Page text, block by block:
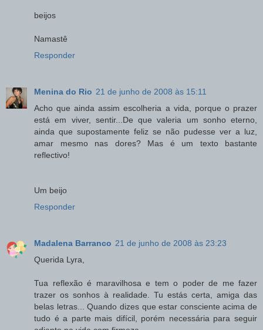
beijos
Namastê
Responder
Menina do Rio 21 de junho de 2008 às 15:11
Acho que ainda assim escolheria a vida, porque o prazer
está em viver, sentir...De que valeria um sonho eterno,
ainda que supostamente feliz se não pudesse ver a luz,
amar mesmo nas dores? Mas é um texto bastante
reflectivo!
Um beijo
Responder
Madalena Barranco 21 de junho de 2008 às 23:23
Querida Lyra,
Tua reflexão é maravilhosa e tem o poder de me fazer
trazer os sonhos à realidade. Tu estás certa, amiga das
belas letras... Quando dizes que estar consciente acima de
tudo é a parte mais difícil, porém necessária para seguir